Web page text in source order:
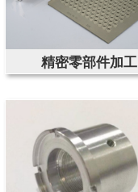
精密零部件加工